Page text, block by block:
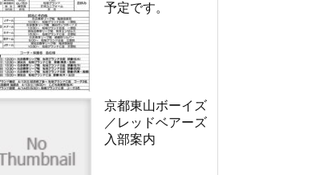
予定です。
京都東山ボーイズ
／レッドベアーズ
入部案内